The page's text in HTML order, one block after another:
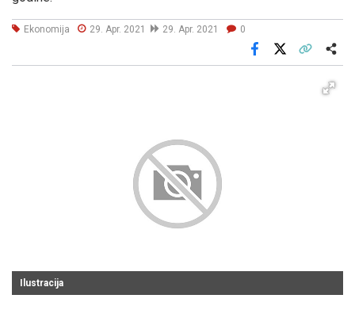
Ekonomija 29. Apr. 2021 29. Apr. 2021 0
Facebook
Ilustracija